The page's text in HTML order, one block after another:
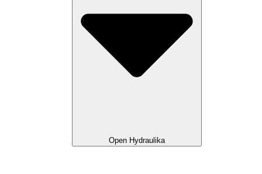
Open Hydraulika